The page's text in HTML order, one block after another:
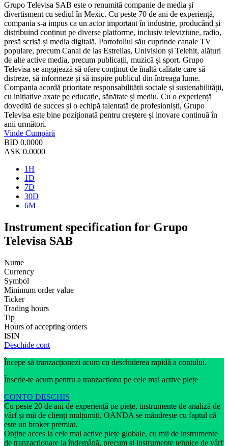
Grupo Televisa SAB este o renumită companie de media și
divertisment cu sediul în Mexic. Cu peste 70 de ani de experiență,
compania s-a impus ca un actor important în industrie, producând și
distribuind conținut pe diverse platforme, inclusiv televiziune, radio,
presă scrisă și media digitală. Portofoliul său cuprinde canale TV
populare, precum Canal de las Estrellas, Univision și Telehit, alături
de alte active media, precum publicații, muzică și sport. Grupo
Televisa se angajează să ofere conținut de înaltă calitate care să
distreze, să informeze și să inspire publicul din întreaga lume.
Compania acordă prioritate responsabilității sociale și sustenabilității,
cu inițiative axate pe educație, sănătate și mediu. Cu o experiență
dovedită de succes și o echipă talentată de profesioniști, Grupo
Televisa este bine poziționată pentru creștere și inovare continuă în
anii următori.
Vinde Cumpără
BID 0.0000
ASK 0.0000
1H
1D
7D
30D
6M
Instrument specification for Grupo
Televisa SAB
Nume
Currency
Symbol
Minimum order value
Ticker
Trading hours
Tip
Hours of accepting orders
ISIN
Deschide cont
Începe să tranzacționezi acum cu deschiderea rapidă a contului.
Înscrie-te acum pentru a tranzacționa pe cele mai active piețe
CONTO DESCHIS
Cu peste 20 de ani de experiență pe piețe, instrumente de analiză de
vârf și mii de clienți mulțumiți, OANDA se mândrește cu faptul că
este un broker premiat.
Obține acces la cele mai active piețe globale, cu mii de instrumente
de tranzacționare la îndemână, precum și instrumente tehnice de vârf